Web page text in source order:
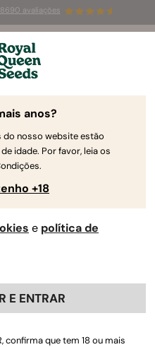
avaliações
: até 50%
pela Royal Queen Seeds
anos?
nosso website estão
idade. Por favor, leia os
+18
e política de
E ENTRAR
confirma que tem 18 ou mais